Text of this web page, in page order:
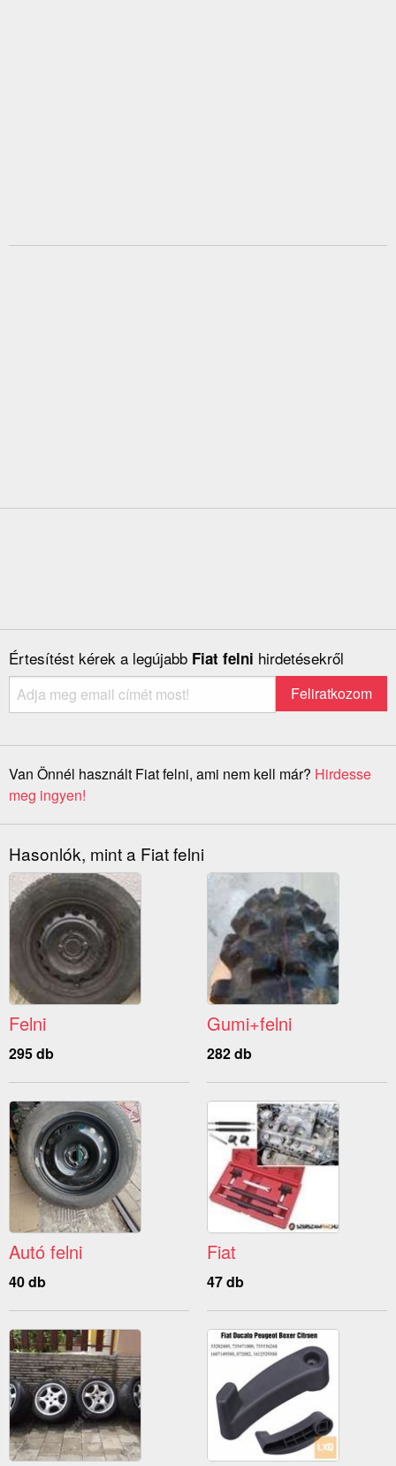
Értesítést kérek a legújabb Fiat felni hirdetésekről
Van Önnél használt Fiat felni, ami nem kell már? Hirdesse
meg ingyen!
Hasonlók, mint a Fiat felni
Felni
295 db
Gumi+felni
282 db
Autó felni
40 db
Fiat
47 db